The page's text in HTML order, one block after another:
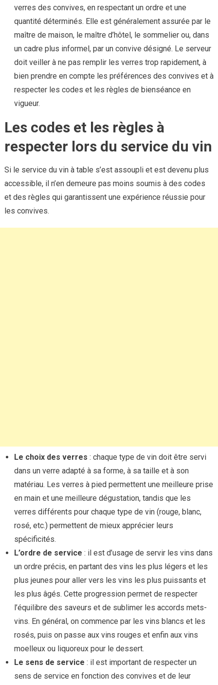
verres des convives, en respectant un ordre et une
quantité déterminés. Elle est généralement assurée par le
maître de maison, le maître d’hôtel, le sommelier ou, dans
un cadre plus informel, par un convive désigné. Le serveur
doit veiller à ne pas remplir les verres trop rapidement, à
bien prendre en compte les préférences des convives et à
respecter les codes et les règles de bienséance en
vigueur.
Les codes et les règles à
respecter lors du service du vin
Si le service du vin à table s’est assoupli et est devenu plus
accessible, il n’en demeure pas moins soumis à des codes
et des règles qui garantissent une expérience réussie pour
les convives.
Le choix des verres : chaque type de vin doit être servi
dans un verre adapté à sa forme, à sa taille et à son
matériau. Les verres à pied permettent une meilleure prise
en main et une meilleure dégustation, tandis que les
verres différents pour chaque type de vin (rouge, blanc,
rosé, etc.) permettent de mieux apprécier leurs
spécificités.
L’ordre de service : il est d’usage de servir les vins dans
un ordre précis, en partant des vins les plus légers et les
plus jeunes pour aller vers les vins les plus puissants et
les plus âgés. Cette progression permet de respecter
l’équilibre des saveurs et de sublimer les accords mets-
vins. En général, on commence par les vins blancs et les
rosés, puis on passe aux vins rouges et enfin aux vins
moelleux ou liquoreux pour le dessert.
Le sens de service : il est important de respecter un
sens de service en fonction des convives et de leur